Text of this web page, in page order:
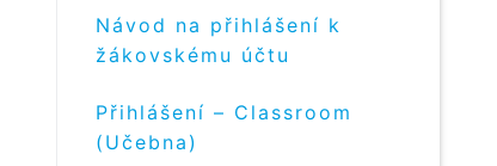
Návod na přihlášení k
žákovskému účtu
Přihlášení – Classroom
(Učebna)